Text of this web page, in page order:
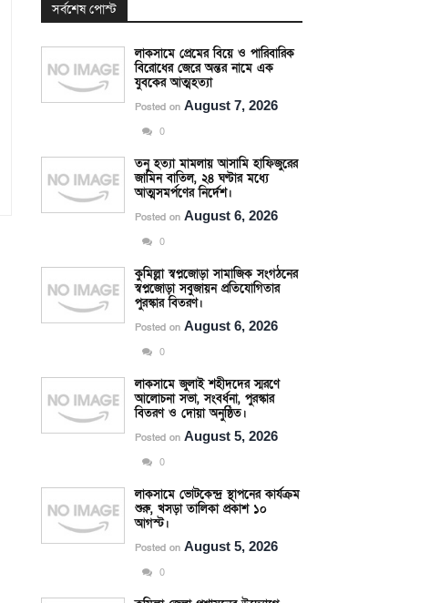
সর্বশেষ পোস্ট
লাকসামে প্রেমের বিয়ে ও পারিবারিক
বিরোধের জেরে অন্তর নামে এক
যুবকের আত্মহত্যা
Posted onAugust 7, 2026
0
তনু হত্যা মামলায় আসামি হাফিজুরের
জামিন বাতিল, ২৪ ঘণ্টার মধ্যে
আত্মসমর্পণের নির্দেশ।
Posted onAugust 6, 2026
0
কুমিল্লা স্বপ্নজোড়া সামাজিক সংগঠনের
স্বপ্নজোড়া সবুজায়ন প্রতিযোগিতার
পুরস্কার বিতরণ।
Posted onAugust 6, 2026
0
লাকসামে জুলাই শহীদদের স্মরণে
আলোচনা সভা, সংবর্ধনা, পুরস্কার
বিতরণ ও দোয়া অনুষ্ঠিত।
Posted onAugust 5, 2026
0
লাকসামে ভোটকেন্দ্র স্থাপনের কার্যক্রম
শুরু, খসড়া তালিকা প্রকাশ ১০
আগস্ট।
Posted onAugust 5, 2026
0